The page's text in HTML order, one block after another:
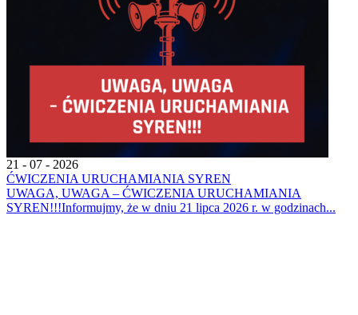
21 - 07 - 2026
ĆWICZENIA URUCHAMIANIA SYREN
UWAGA, UWAGA – ĆWICZENIA URUCHAMIANIA
SYREN!!!Informujmy, że w dniu 21 lipca 2026 r. w godzinach...